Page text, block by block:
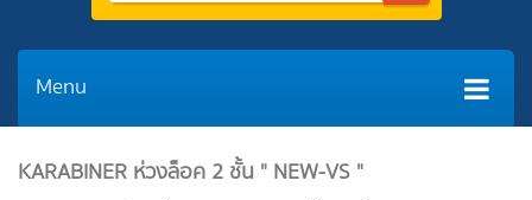
Menu
KARABINER ห่วงล็อค 2 ชั้น " NEW-VS "